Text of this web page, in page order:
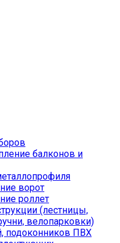
балконов и
ворот
роллет
(лестницы,
велопарковки)
подоконников ПВХ